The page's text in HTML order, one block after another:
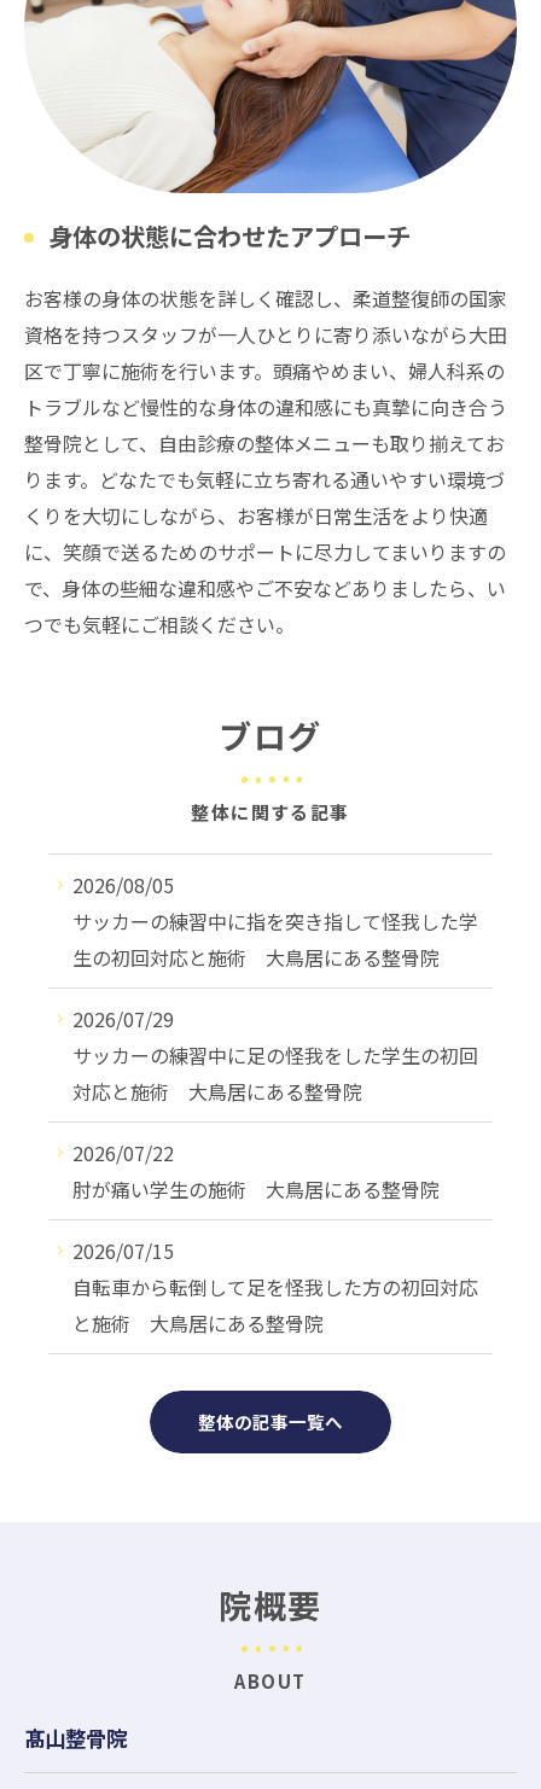
身体の状態に合わせたアプローチ
お客様の身体の状態を詳しく確認し、柔道整復師の国家
資格を持つスタッフが一人ひとりに寄り添いながら大田
区で丁寧に施術を行います。頭痛やめまい、婦人科系の
トラブルなど慢性的な身体の違和感にも真摯に向き合う
整骨院として、自由診療の整体メニューも取り揃えてお
ります。どなたでも気軽に立ち寄れる通いやすい環境づ
くりを大切にしながら、お客様が日常生活をより快適
に、笑顔で送るためのサポートに尽力してまいりますの
で、身体の些細な違和感やご不安などありましたら、い
つでも気軽にご相談ください。
ブログ
整体に関する記事
2026/08/05
サッカーの練習中に指を突き指して怪我した学
生の初回対応と施術 大鳥居にある整骨院
2026/07/29
サッカーの練習中に足の怪我をした学生の初回
対応と施術 大鳥居にある整骨院
2026/07/22
肘が痛い学生の施術 大鳥居にある整骨院
2026/07/15
自転車から転倒して足を怪我した方の初回対応
と施術 大鳥居にある整骨院
整体の記事一覧へ
院概要
ABOUT
髙山整骨院